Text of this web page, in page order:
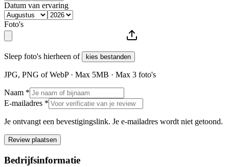
Datum van ervaring
Foto's
Sleep foto's hierheen of kies bestanden
JPG, PNG of WebP · Max 5MB · Max 3 foto's
Naam *
E-mailadres *
Je ontvangt een bevestigingslink. Je e-mailadres wordt niet getoond.
Review plaatsen
Bedrijfsinformatie